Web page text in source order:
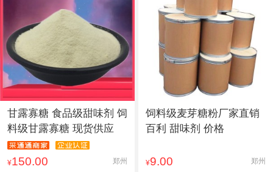
甘露寡糖 食品级甜味剂 饲
料级甘露寡糖 现货供应
¥150.00 郑州
饲料级麦芽糖粉厂家直销
百利 甜味剂 价格
¥9.00 郑州